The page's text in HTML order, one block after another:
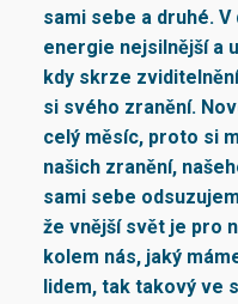
sami sebe a druhé.
energie nejsilnější a
kdy skrze
si svého zranění.
celý měsíc, proto si
našich zranění,
sami sebe
že vnější svět je pro
kolem nás, jaký
lidem, tak takový ve